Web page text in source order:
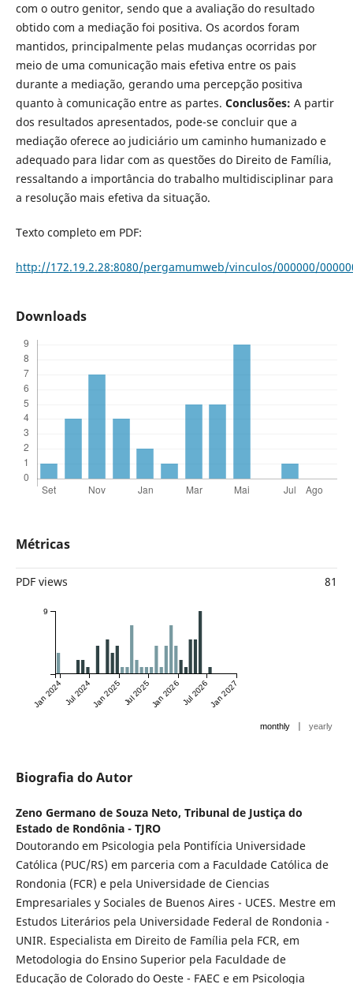
com o outro genitor, sendo que a avaliação do resultado
obtido com a mediação foi positiva. Os acordos foram
mantidos, principalmente pelas mudanças ocorridas por
meio de uma comunicação mais efetiva entre os pais
durante a mediação, gerando uma percepção positiva
quanto à comunicação entre as partes. Conclusões: A par­tir
dos resultados apresentados, pode-se concluir que a
mediação oferece ao judiciário um caminho humanizado e
adequado para lidar com as questões do Direito de Família,
ressaltando a importância do trabalho multidisciplinar para
a resolução mais efetiva da situação.
Texto completo em PDF:
http://172.19.2.28:8080/pergamumweb/vinculos/000000/
Downloads
Métricas
PDF views 81
Jan 2024Jul 2024Jan 2025Jul 2025Jan 2026Jul 2026Jan 2027
9
monthly | yearly
Biografia do Autor
Zeno Germano de Souza Neto, Tribunal de Justiça do
Estado de Rondônia - TJRO
Doutorando em Psicologia pela Pontifícia Universidade
Católica (PUC/RS) em parceria com a Faculdade Católica de
Rondonia (FCR) e pela Universidade de Ciencias
Empresariales y Sociales de Buenos Aires - UCES. Mestre em
Estudos Literários pela Universidade Federal de Rondonia -
UNIR. Especialista em Direito de Família pela FCR, em
Metodologia do Ensino Superior pela Faculdade de
Educação de Colorado do Oeste - FAEC e em Psicologia